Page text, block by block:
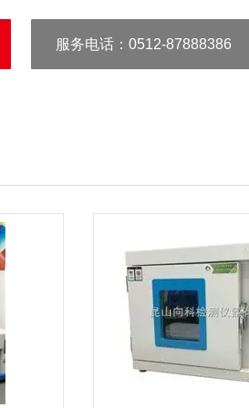
服务电话：0512-87888386